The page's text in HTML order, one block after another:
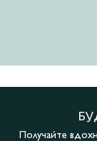
Получайте